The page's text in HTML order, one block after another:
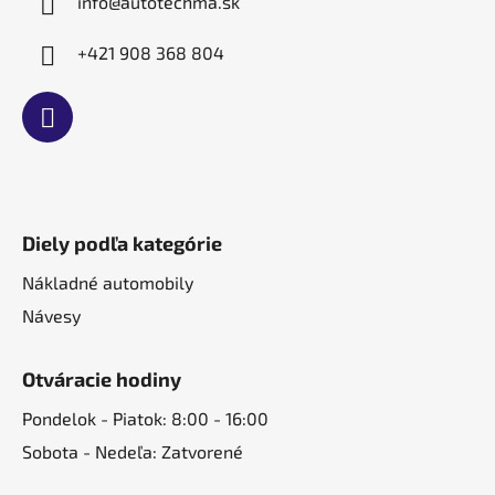
+421 908 368 804
Diely podľa kategórie
Nákladné automobily
Návesy
Otváracie hodiny
Pondelok - Piatok: 8:00 - 16:00
Sobota - Nedeľa: Zatvorené